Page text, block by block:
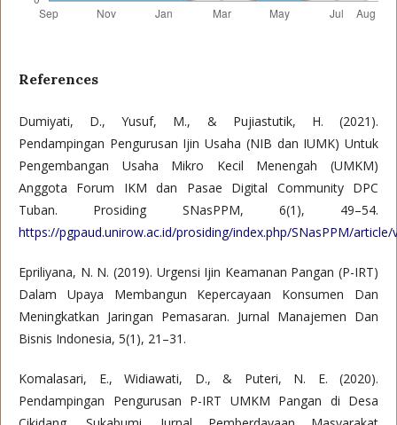
References
Dumiyati, D., Yusuf, M., & Pujiastutik, H. (2021).
Pendampingan Pengurusan Ijin Usaha (NIB dan IUMK) Untuk
Pengembangan Usaha Mikro Kecil Menengah (UMKM)
Anggota Forum IKM dan Pasae Digital Community DPC
Tuban. Prosiding SNasPPM, 6(1), 49–54.
https://pgpaud.unirow.ac.id/prosiding/index.php/SNasPPM/article/
Epriliyana, N. N. (2019). Urgensi Ijin Keamanan Pangan (P-IRT)
Dalam Upaya Membangun Kepercayaan Konsumen Dan
Meningkatkan Jaringan Pemasaran. Jurnal Manajemen Dan
Bisnis Indonesia, 5(1), 21–31.
Komalasari, E., Widiawati, D., & Puteri, N. E. (2020).
Pendampingan Pengurusan P-IRT UMKM Pangan di Desa